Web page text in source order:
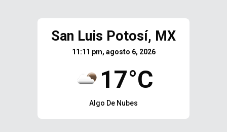
San Luis Potosí, MX
11:11 pm, agosto 6, 2026
17°C
Algo De Nubes